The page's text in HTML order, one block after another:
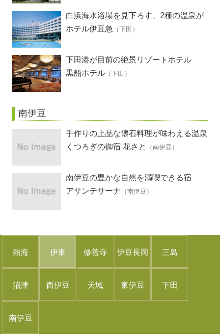
白浜海水浴場を見下ろす、2種の温泉が
楽しめるホテル
ホテル伊豆急 （下田）
下田港が目前の絶景リゾートホテル
黒船ホテル （下田）
南伊豆
手作りの上品な懐石料理が味わえる温泉
宿
くつろぎの御宿 花さと （南伊豆）
南伊豆の豊かな自然を満喫できる宿
アサンテサーナ （南伊豆）
熱海 伊東 修善寺 伊豆長岡 三島
沼津 西伊豆 天城 東伊豆 下田
南伊豆